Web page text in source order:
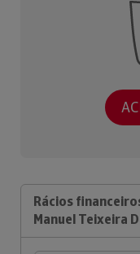
Rácios
Manuel Teixeira